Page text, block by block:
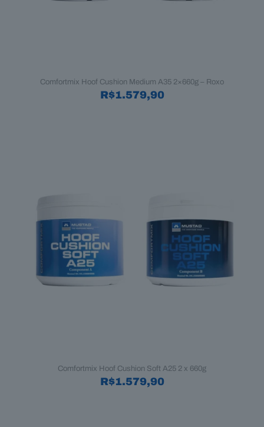
Comfortmix Hoof Cushion Medium A35 2×660g – Roxo
R$1.579,90
Comfortmix Hoof Cushion Soft A25 2 x 660g
R$1.579,90